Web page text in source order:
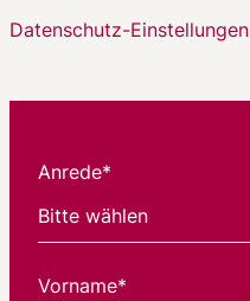
Datenschutz-Einstellungen
Anrede*
Vorname*